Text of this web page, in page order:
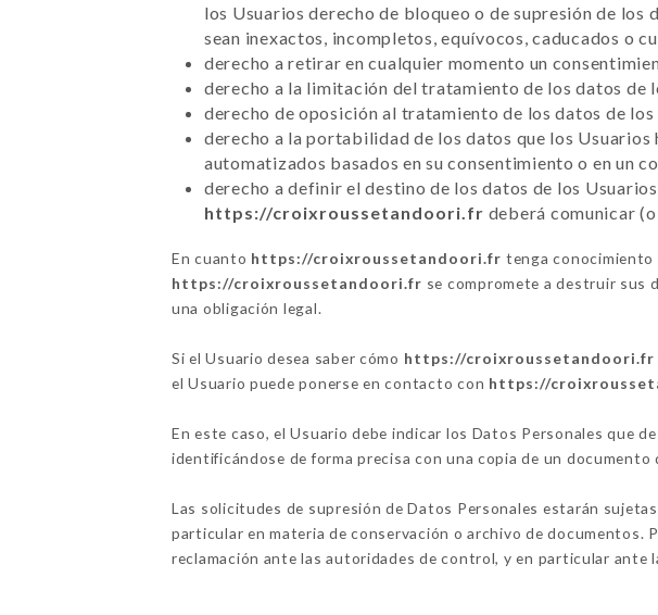
los Usuarios derecho de bloqueo o de supresión de
sean inexactos, incompletos, equívocos, caducados o
derecho a retirar en cualquier momento un
derecho a la limitación del tratamiento de los datos de
derecho de oposición al tratamiento de los datos de
derecho a la portabilidad de los datos que los
automatizados basados en su consentimiento o en un
derecho a definir el destino de los datos de los
https://croixroussetandoori.fr deberá comunicar
En cuanto https://croixroussetandoori.fr tenga conocimiento
https://croixroussetandoori.fr se compromete a destruir sus
una obligación legal.
Si el Usuario desea saber cómo https://croixroussetandoori.fr
el Usuario puede ponerse en contacto con https://
En este caso, el Usuario debe indicar los Datos Personales que
identificándose de forma precisa con una copia de un
Las solicitudes de supresión de Datos Personales estarán
particular en materia de conservación o archivo de documentos.
reclamación ante las autoridades de control, y en particular ante